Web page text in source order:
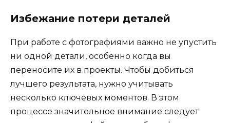
Избежание потери деталей
При работе с фотографиями важно не упустить
ни одной детали, особенно когда вы
переносите их в проекты. Чтобы добиться
лучшего результата, нужно учитывать
несколько ключевых моментов. В этом
процессе значительное внимание следует